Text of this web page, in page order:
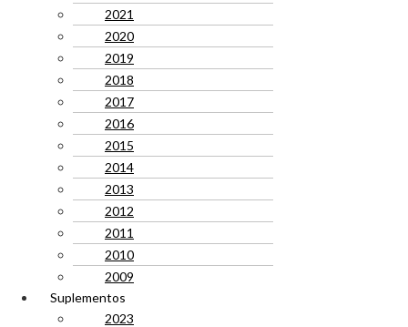
2021
2020
2019
2018
2017
2016
2015
2014
2013
2012
2011
2010
2009
Suplementos
2023